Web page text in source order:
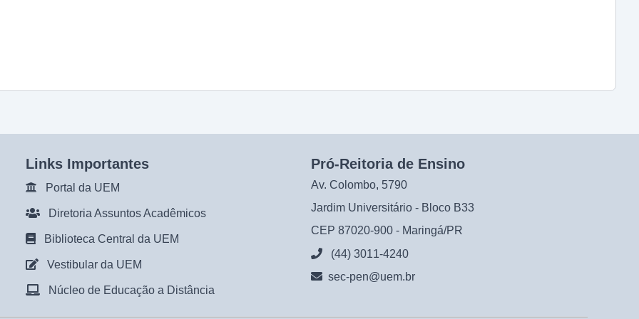
Links Importantes
Portal da UEM
Diretoria Assuntos Acadêmicos
Biblioteca Central da UEM
Vestibular da UEM
Núcleo de Educação a Distância
Pró-Reitoria de Ensino
Av. Colombo, 5790
Jardim Universitário - Bloco B33
CEP 87020-900 - Maringá/PR
(44) 3011-4240
sec-pen@uem.br